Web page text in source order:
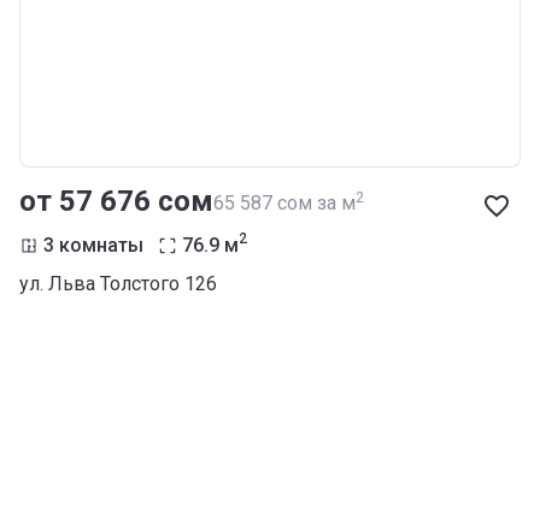
от ‍57 676 сом‍65 587 сом за м2
3 комнаты 76.9 м2
ул. Льва Толстого 126